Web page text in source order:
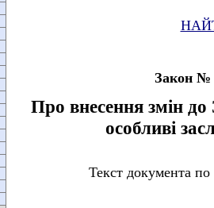
Закон №
Про внесення змін
особливі
Текст документа